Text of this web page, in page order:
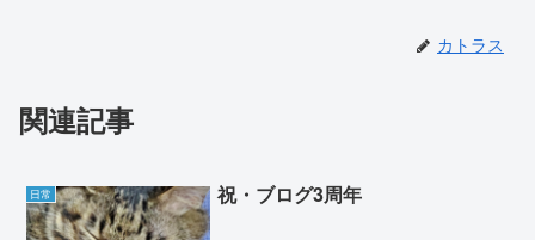
カトラス
関連記事
日常 祝・ブログ3周年